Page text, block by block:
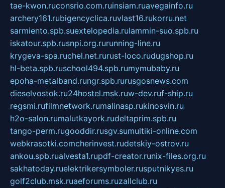
tae-kwon.ruconsrio.com.ruinsiam.ruavegainfo.ru
archery161.rubigencyclica.ruvlast16.rukorru.net
sarmiento.spb.suextelopedia.rulammin-suo.spb.ru
iskatour.spb.rusnpi.org.rurunning-line.ru
krygeva-spa.ruchel.net.rurust-loco.rudugshop.ru
hl-beta.spb.ruschool494.spb.rumymubaby.ru
epoha-metalband.rungr.spb.rurusgosnews.com
dieselvostok.ru24hostel.msk.ruw-dev.ruf-ship.ru
regsmi.rufilmnetwork.rumalinasp.rukinosvin.ru
h2o-salon.rumalutkayork.rudeltaprim.spb.ru
tango-perm.rugooddir.rusgv.sumultiki-online.com
webkrasotki.comcherinvest.rudetskiy-ostrov.ru
ankou.spb.rualvesta1.rupdf-creator.runix-files.org.ru
sakhatoday.ruelektrikersymboler.rusputnikyes.ru
golf2club.msk.ruaeforums.ruzallclub.ru